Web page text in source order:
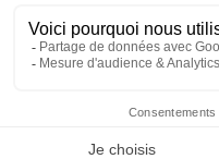
Groupe Proservice